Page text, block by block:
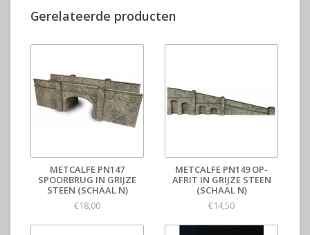
Gerelateerde producten
METCALFE PN147
SPOORBRUG IN GRIJZE
STEEN (SCHAAL N)
€18,00
METCALFE PN149 OP-
AFRIT IN GRIJZE STEEN
(SCHAAL N)
€14,50